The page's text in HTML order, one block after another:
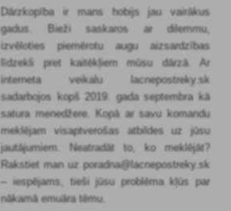
Dārzkopība ir mans hobijs jau vairākus
gadus. Bieži saskaros ar dilemmu,
izvēloties piemērotu augu aizsardzības
līdzekli pret kaitēkļiem mūsu dārzā. Ar
interneta veikalu lacnepostreky.sk
sadarbojos kopš 2019. gada septembra kā
satura menedžere. Kopā ar savu komandu
meklējam visaptverošas atbildes uz jūsu
jautājumiem. Neatradāt to, ko meklējāt?
Rakstiet man uz poradna@lacnepostreky.sk
– iespējams, tieši jūsu problēma kļūs par
nākamā emuāra tēmu.